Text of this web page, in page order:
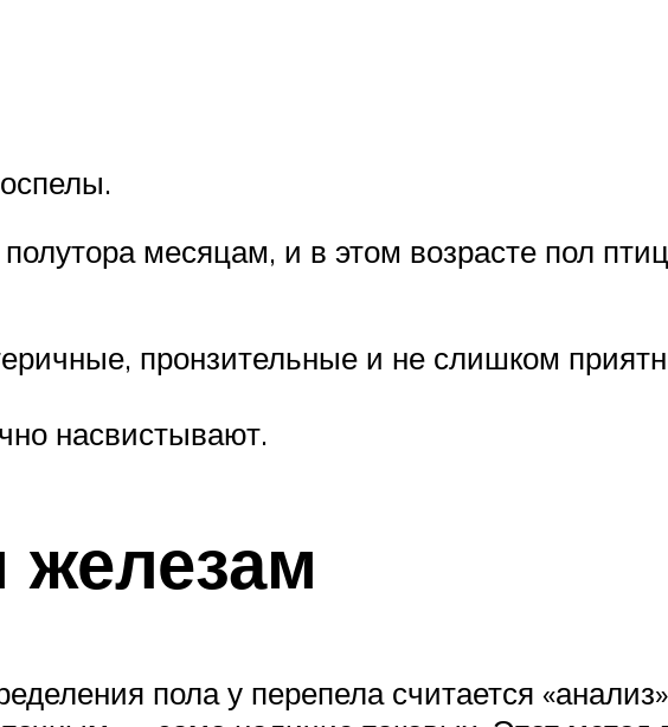
месяцам, и в этом возрасте пол
пронзительные и не слишком
насвистывают.
железам
пола у перепела считается